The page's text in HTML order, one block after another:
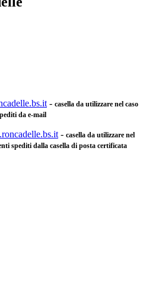
- casella da utilizzare nel caso
da e-mail
- casella da utilizzare nel
spediti dalla casella di posta certificata